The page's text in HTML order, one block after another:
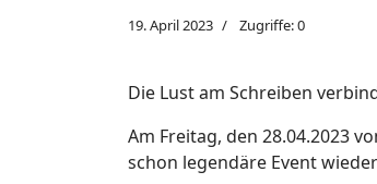
19. April 2023 Zugriffe: 0
Die Lust am Schreiben
Am Freitag, den 28.04.2023
schon legendäre Event